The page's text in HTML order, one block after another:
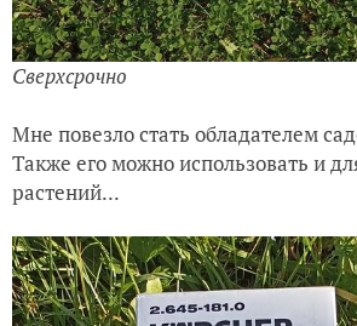
Сверхсрочно
Мне повезло стать обладателем
Также его можно использовать и
растений...